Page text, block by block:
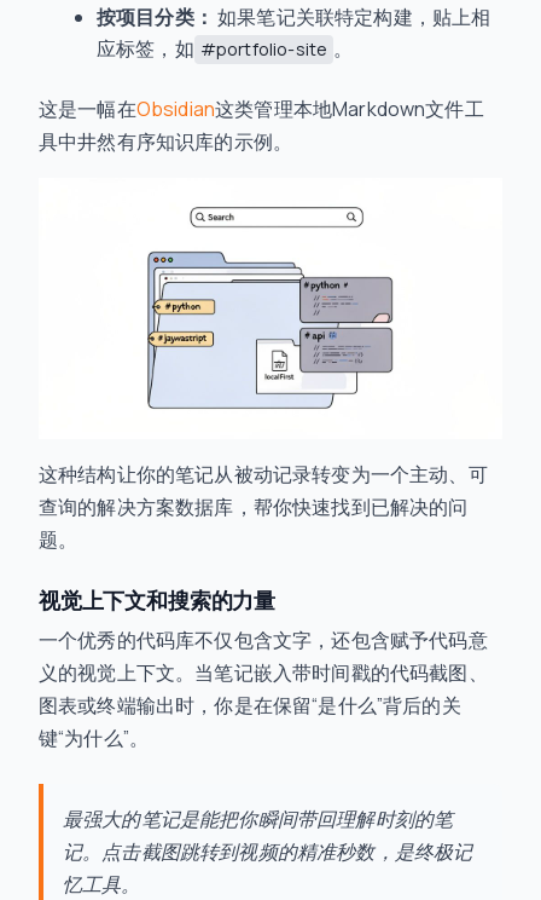
按项目分类： 如果笔记关联特定构建，贴上相
应标签，如 #portfolio-site 。
这是一幅在Obsidian这类管理本地Markdown文件工
具中井然有序知识库的示例。
这种结构让你的笔记从被动记录转变为一个主动、可
查询的解决方案数据库，帮你快速找到已解决的问
题。
视觉上下文和搜索的力量
一个优秀的代码库不仅包含文字，还包含赋予代码意
义的视觉上下文。当笔记嵌入带时间戳的代码截图、
图表或终端输出时，你是在保留“是什么”背后的关
键“为什么”。
最强大的笔记是能把你瞬间带回理解时刻的笔
记。点击截图跳转到视频的精准秒数，是终极记
忆工具。